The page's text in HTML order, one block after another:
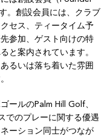
。創設会員には、クラブ
セス、ティータイム予
参加、ゲスト向けの特
と案内されています。
るいは落ち着いた雰囲
ールのPalm Hill Golf、
でのプレーに関する優遇
ーション同士がつなが